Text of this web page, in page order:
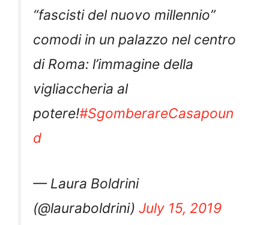
“fascisti del nuovo millennio”
comodi in un palazzo nel centro
di Roma: l’immagine della
vigliaccheria al
potere!#SgomberareCasapoun
d
— Laura Boldrini
(@lauraboldrini) July 15, 2019